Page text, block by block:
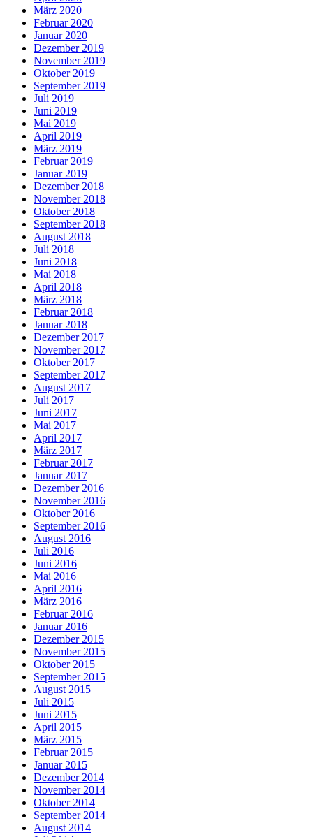
März 2020
Februar 2020
Januar 2020
Dezember 2019
November 2019
Oktober 2019
September 2019
Juli 2019
Juni 2019
Mai 2019
April 2019
März 2019
Februar 2019
Januar 2019
Dezember 2018
November 2018
Oktober 2018
September 2018
August 2018
Juli 2018
Juni 2018
Mai 2018
April 2018
März 2018
Februar 2018
Januar 2018
Dezember 2017
November 2017
Oktober 2017
September 2017
August 2017
Juli 2017
Juni 2017
Mai 2017
April 2017
März 2017
Februar 2017
Januar 2017
Dezember 2016
November 2016
Oktober 2016
September 2016
August 2016
Juli 2016
Juni 2016
Mai 2016
April 2016
März 2016
Februar 2016
Januar 2016
Dezember 2015
November 2015
Oktober 2015
September 2015
August 2015
Juli 2015
Juni 2015
April 2015
März 2015
Februar 2015
Januar 2015
Dezember 2014
November 2014
Oktober 2014
September 2014
August 2014